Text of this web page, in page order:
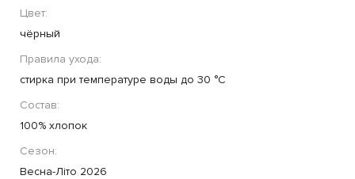
Цвет:
чёрный
Правила ухода:
стирка при температуре воды до 30 °C
Состав:
100% хлопок
Сезон:
Весна-Літо 2026